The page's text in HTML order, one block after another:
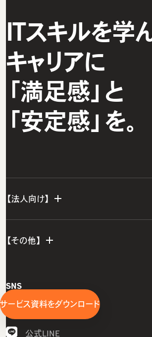
サービス資料をダウンロード
ITスキルを学
キャリアに
「満足感」と
「安定感」を。
【法人向け】
開発エンジニア研修
組込みエンジニア研修
AI研修
【その他】
採用情報
SNS
公式YouTube
公式LINE